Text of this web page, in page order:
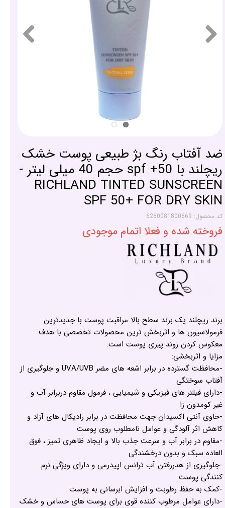
ضد آفتاب رنگ بژ طبیعی پوست خشک
ریچلند با spf +50 حجم 40 میلی لیتر -
RICHLAND TINTED SUNSCREEN
SPF 50+ FOR DRY SKIN
کد محصول: 6260081800669
فروخته شده و فعلا اتمام موجودی
برند ریچلند یک برند سطح بالا مراقبت پوست با جدیدترین
فرمولاسیون ها و اثربخش ترین محصولات تخصصی با هدف
معکوس کردن روند پیری پوست است.
مزایا و اثربخشی:
-محافظت گسترده در برابر اشعه های مضر UVA/UVB و جلوگیری از
آفتاب سوختگی
-دارای فیلتر های فیزیکی و شیمیایی ، فرمول مقاوم دربرابر آب و
غیر کومدون زا
-حاوی آنتی اکسیدان جهت محافظت در برابر رادیکال های آزاد و
کاهش اثر آلودگی و عوامل نامطلوب روی پوست
-مقاوم در برابر آب و سرعت جذب بالا و ایجاد ظاهری تمیز ، فوق
العاده سبک و بدون درخشندگی
-جلوگیری از هدررفتن آب ترانس اپیدرمی و دارای ویژگی نرم
کنندگی پوست
-کمک به حفظ رطوبت و افزایش ابرسانی به پوست
-دارای عوامل مرطوب کننده قوی برای پوست های حساس و خشک